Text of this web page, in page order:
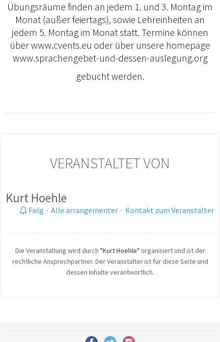
Übungsräume finden an jedem 1. und 3. Montag im
Monat (außer feiertags), sowie Lehreinheiten an
jedem 5. Montag im Monat statt. Termine können
über www.cvents.eu oder über unsere homepage
www.sprachengebet-und-dessen-auslegung.org
gebucht werden.
VERANSTALTET VON
Kurt Hoehle
Følg · Alle arrangementer · Kontakt zum Veranstalter
Die Veranstaltung wird durch "Kurt Hoehle" organisiert und ist der
rechtliche Ansprechpartner. Der Veranstalter ist für diese Seite und
dessen Inhalte verantwortlich.